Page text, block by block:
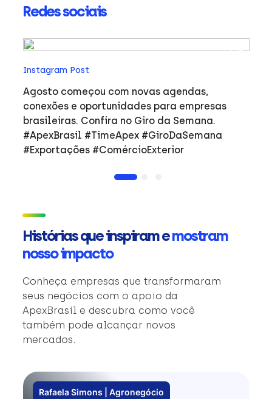
Redes sociais
Instagram Post
Agosto começou com novas agendas,
conexões e oportunidades para empresas
brasileiras. Confira no Giro da Semana.
#ApexBrasil #TimeApex #GiroDaSemana
#Exportações #ComércioExterior
Histórias que inspiram emostram
nosso impacto
Conheça empresas que transformaram
seus negócios com o apoio da
ApexBrasil e descubra como você
também pode alcançar novos
mercados.
Rafaela Simons | Agronegócio